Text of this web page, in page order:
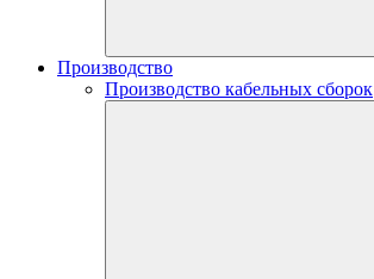
Производство
Производство кабельных сборок